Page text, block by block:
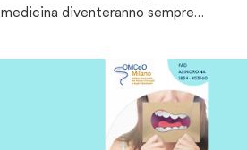
medicina diventeranno sempre…